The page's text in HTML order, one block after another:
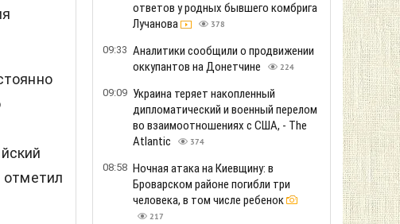
отметил
ответов у родных бывшего комбрига
Лучанова
378
09:33 Аналитики сообщили о продвижении
оккупантов на Донетчине
224
09:09 Украина теряет накопленный
дипломатический и военный перелом
во взаимоотношениях с США, - The
Atlantic
374
08:58 Ночная атака на Киевщину: в
Броварском районе погибли три
человека, в том числе ребенок
217